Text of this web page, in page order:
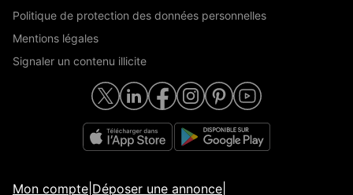
Politique de protection des données personnelles
Mentions légales
Signaler un contenu illicite
Mon compte Déposer une annonce